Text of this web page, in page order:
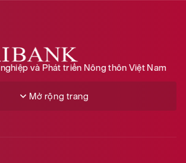
và Phát triển Nông thôn Việt Nam
Mở rộng trang